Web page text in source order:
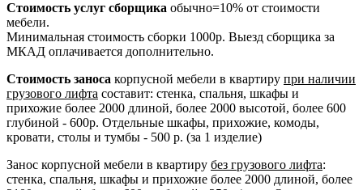
Стоимость услуг сборщика обычно=10% от стоимости
мебели.
Минимальная стоимость сборки 1000р. Выезд сборщика за
МКАД оплачивается дополнительно.
Стоимость заноса корпусной мебели в квартиру при наличии
грузового лифта составит: стенка, спальня, шкафы и
прихожие более 2000 длиной, более 2000 высотой, более 600
глубиной - 600р. Отдельные шкафы, прихожие, комоды,
кровати, столы и тумбы - 500 р. (за 1 изделие)
Занос корпусной мебели в квартиру без грузового лифта:
стенка, спальня, шкафы и прихожие более 2000 длиной, более